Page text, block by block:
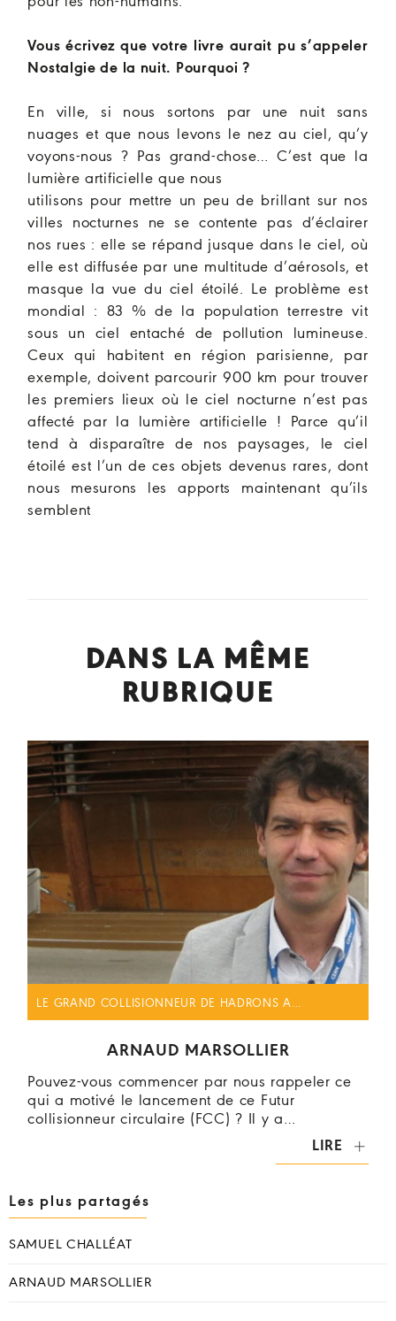
Vous écrivez que votre livre aurait pu s’appeler
Nostalgie de la nuit. Pourquoi ?
En ville, si nous sortons par une nuit sans
nuages et que nous levons le nez au ciel, qu’y
voyons-nous ? Pas grand-chose… C’est que la
lumière artificielle que nous
utilisons pour mettre un peu de brillant sur nos
villes nocturnes ne se contente pas d’éclairer
nos rues : elle se répand jusque dans le ciel, où
elle est diffusée par une multitude d’aérosols, et
masque la vue du ciel étoilé. Le problème est
mondial : 83 % de la population terrestre vit
sous un ciel entaché de pollution lumineuse.
Ceux qui habitent en région parisienne, par
exemple, doivent parcourir 900 km pour trouver
les premiers lieux où le ciel nocturne n’est pas
affecté par la lumière artificielle ! Parce qu’il
tend à disparaître de nos paysages, le ciel
étoilé est l’un de ces objets devenus rares, dont
nous mesurons les apports maintenant qu’ils
semblent
DANS LA MÊME
RUBRIQUE
LE GRAND COLLISIONNEUR DE HADRONS A…
ARNAUD MARSOLLIER
Pouvez-vous commencer par nous rappeler ce
qui a motivé le lancement de ce Futur
collisionneur circulaire (FCC) ? Il y a…
LIRE
Les plus partagés
SAMUEL CHALLÉAT
ARNAUD MARSOLLIER